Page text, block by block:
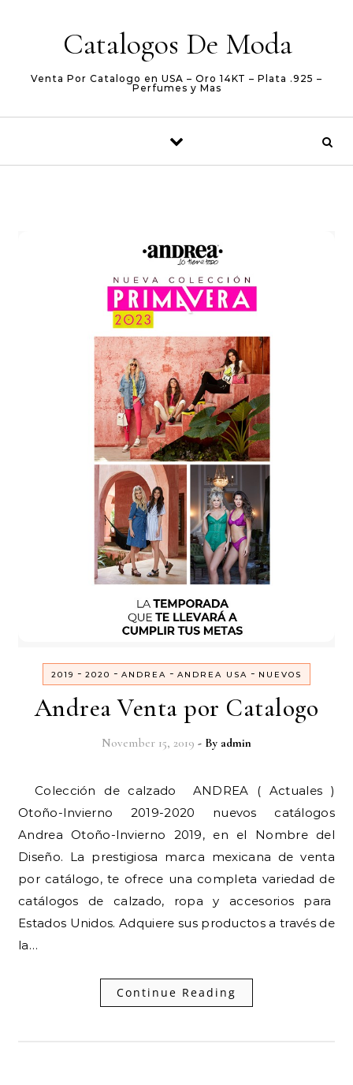
Catalogos De Moda
Venta Por Catalogo en USA – Oro 14KT – Plata .925 –
Perfumes y Mas
2019 - 2020 - ANDREA - ANDREA USA - NUEVOS
Andrea Venta por Catalogo
November 15, 2019 - By admin
Colección de calzado ANDREA ( Actuales )
Otoño-Invierno 2019-2020 nuevos catálogos
Andrea Otoño-Invierno 2019, en el Nombre del
Diseño. La prestigiosa marca mexicana de venta
por catálogo, te ofrece una completa variedad de
catálogos de calzado, ropa y accesorios para
Estados Unidos. Adquiere sus productos a través de
la…
Continue Reading